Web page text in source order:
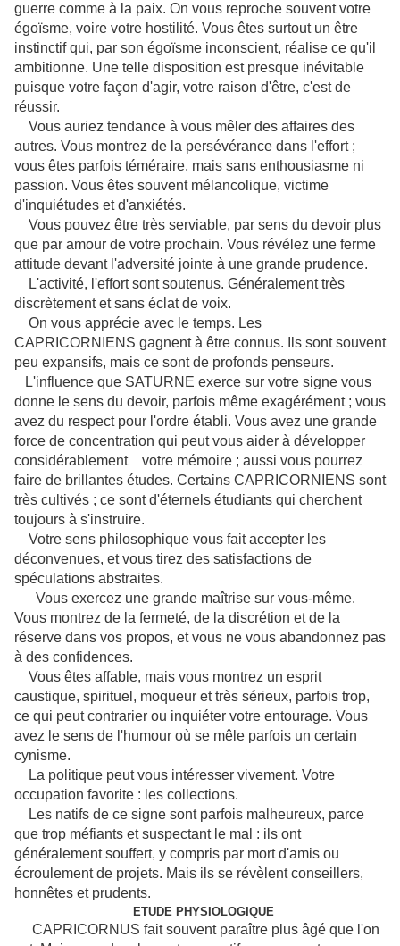
guerre comme à la paix. On vous reproche souvent votre
égoïsme, voire votre hostilité. Vous êtes surtout un être
instinctif qui, par son égoïsme inconscient, réalise ce qu'il
ambitionne. Une telle disposition est presque inévitable
puisque votre façon d'agir, votre raison d'être, c'est de
réussir.
Vous auriez tendance à vous mêler des affaires des
autres. Vous montrez de la persévérance dans l'effort ;
vous êtes parfois téméraire, mais sans enthousiasme ni
passion. Vous êtes souvent mélancolique, victime
d'inquiétudes et d'anxiétés.
Vous pouvez être très serviable, par sens du devoir plus
que par amour de votre prochain. Vous révélez une ferme
attitude devant l'adversité jointe à une grande prudence.
L'activité, l'effort sont soutenus. Généralement très
discrètement et sans éclat de voix.
On vous apprécie avec le temps. Les
CAPRICORNIENS gagnent à être connus. Ils sont souvent
peu expansifs, mais ce sont de profonds penseurs.
L'influence que SATURNE exerce sur votre signe vous
donne le sens du devoir, parfois même exagérément ; vous
avez du respect pour l'ordre établi. Vous avez une grande
force de concentration qui peut vous aider à développer
considérablement votre mémoire ; aussi vous pourrez
faire de brillantes études. Certains CAPRICORNIENS sont
très cultivés ; ce sont d'éternels étudiants qui cherchent
toujours à s'instruire.
Votre sens philosophique vous fait accepter les
déconvenues, et vous tirez des satisfactions de
spéculations abstraites.
Vous exercez une grande maîtrise sur vous-même.
Vous montrez de la fermeté, de la discrétion et de la
réserve dans vos propos, et vous ne vous abandonnez pas
à des confidences.
Vous êtes affable, mais vous montrez un esprit
caustique, spirituel, moqueur et très sérieux, parfois trop,
ce qui peut contrarier ou inquiéter votre entourage. Vous
avez le sens de l'humour où se mêle parfois un certain
cynisme.
La politique peut vous intéresser vivement. Votre
occupation favorite : les collections.
Les natifs de ce signe sont parfois malheureux, parce
que trop méfiants et suspectant le mal : ils ont
généralement souffert, y compris par mort d'amis ou
écroulement de projets. Mais ils se révèlent conseillers,
honnêtes et prudents.
ETUDE PHYSIOLOGIQUE
CAPRICORNUS fait souvent paraître plus âgé que l'on